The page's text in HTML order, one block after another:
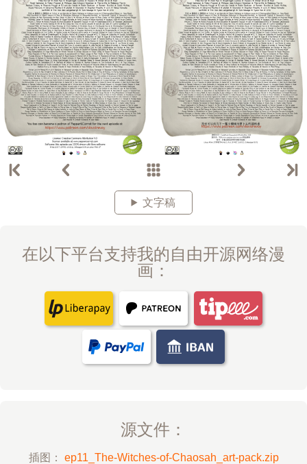
文字稿
在以下平台支持我的自由开源网络漫
画：
源文件：
插图： ep11_The-Witches-of-Chaosah_art-pack.zip